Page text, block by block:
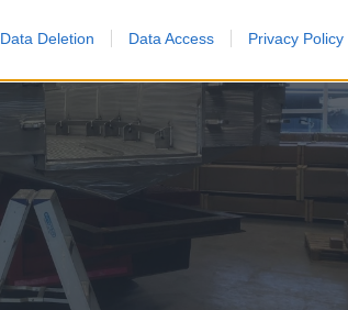
Data Deletion Data Access Privacy Policy